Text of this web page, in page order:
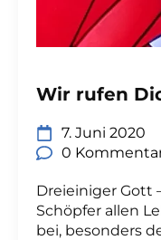
Wir rufen
7. Juni 2020
0
Dreieiniger Gott
Schöpfer allen
bei, besonders